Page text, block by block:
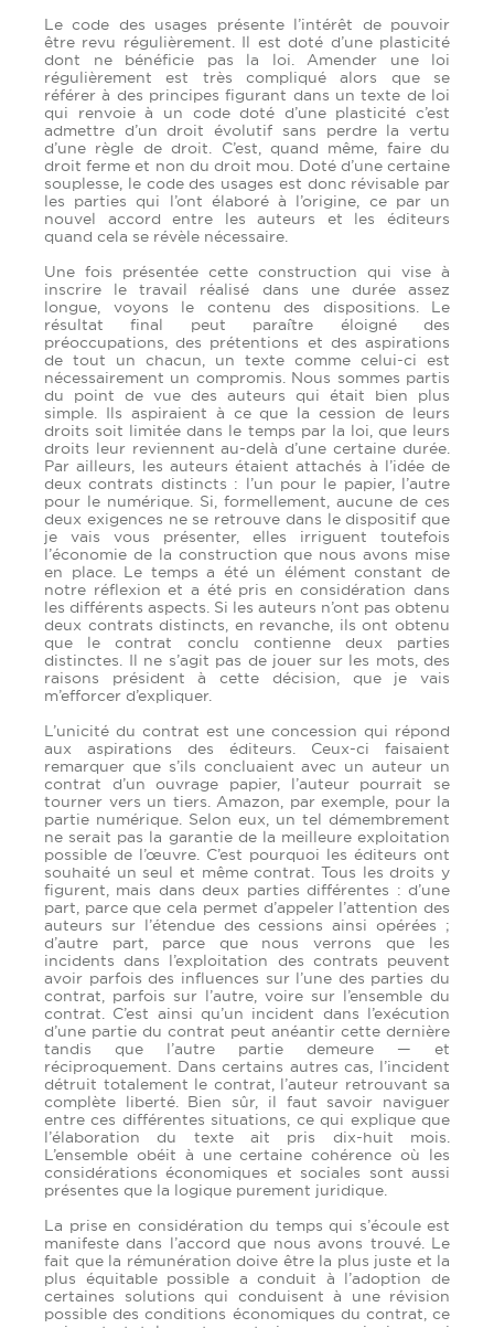
Le code des usages présente l’intérêt de pouvoir
être revu régulièrement. Il est doté d’une plasticité
dont ne bénéficie pas la loi. Amender une loi
régulièrement est très compliqué alors que se
référer à des principes figurant dans un texte de loi
qui renvoie à un code doté d’une plasticité c’est
admettre d’un droit évolutif sans perdre la vertu
d’une règle de droit. C’est, quand même, faire du
droit ferme et non du droit mou. Doté d’une certaine
souplesse, le code des usages est donc révisable par
les parties qui l’ont élaboré à l’origine, ce par un
nouvel accord entre les auteurs et les éditeurs
quand cela se révèle nécessaire.
Une fois présentée cette construction qui vise à
inscrire le travail réalisé dans une durée assez
longue, voyons le contenu des dispositions. Le
résultat final peut paraître éloigné des
préoccupations, des prétentions et des aspirations
de tout un chacun, un texte comme celui-ci est
nécessairement un compromis. Nous sommes partis
du point de vue des auteurs qui était bien plus
simple. Ils aspiraient à ce que la cession de leurs
droits soit limitée dans le temps par la loi, que leurs
droits leur reviennent au-delà d’une certaine durée.
Par ailleurs, les auteurs étaient attachés à l’idée de
deux contrats distincts : l’un pour le papier, l’autre
pour le numérique. Si, formellement, aucune de ces
deux exigences ne se retrouve dans le dispositif que
je vais vous présenter, elles irriguent toutefois
l’économie de la construction que nous avons mise
en place. Le temps a été un élément constant de
notre réflexion et a été pris en considération dans
les différents aspects. Si les auteurs n’ont pas obtenu
deux contrats distincts, en revanche, ils ont obtenu
que le contrat conclu contienne deux parties
distinctes. Il ne s’agit pas de jouer sur les mots, des
raisons président à cette décision, que je vais
m’efforcer d’expliquer.
L’unicité du contrat est une concession qui répond
aux aspirations des éditeurs. Ceux-ci faisaient
remarquer que s’ils concluaient avec un auteur un
contrat d’un ouvrage papier, l’auteur pourrait se
tourner vers un tiers. Amazon, par exemple, pour la
partie numérique. Selon eux, un tel démembrement
ne serait pas la garantie de la meilleure exploitation
possible de l’œuvre. C’est pourquoi les éditeurs ont
souhaité un seul et même contrat. Tous les droits y
figurent, mais dans deux parties différentes : d’une
part, parce que cela permet d’appeler l’attention des
auteurs sur l’étendue des cessions ainsi opérées ;
d’autre part, parce que nous verrons que les
incidents dans l’exploitation des contrats peuvent
avoir parfois des influences sur l’une des parties du
contrat, parfois sur l’autre, voire sur l’ensemble du
contrat. C’est ainsi qu’un incident dans l’exécution
d’une partie du contrat peut anéantir cette dernière
tandis que l’autre partie demeure — et
réciproquement. Dans certains autres cas, l’incident
détruit totalement le contrat, l’auteur retrouvant sa
complète liberté. Bien sûr, il faut savoir naviguer
entre ces différentes situations, ce qui explique que
l’élaboration du texte ait pris dix-huit mois.
L’ensemble obéit à une certaine cohérence où les
considérations économiques et sociales sont aussi
présentes que la logique purement juridique.
La prise en considération du temps qui s’écoule est
manifeste dans l’accord que nous avons trouvé. Le
fait que la rémunération doive être la plus juste et la
plus équitable possible a conduit à l’adoption de
certaines solutions qui conduisent à une révision
possible des conditions économiques du contrat, ce